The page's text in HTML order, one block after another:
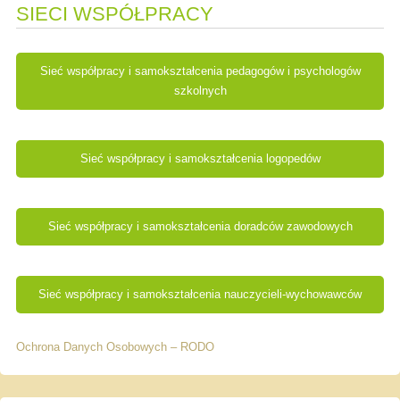
SIECI WSPÓŁPRACY
Sieć współpracy i samokształcenia pedagogów i psychologów
szkolnych
Sieć współpracy i samokształcenia logopedów
Sieć współpracy i samokształcenia doradców zawodowych
Sieć współpracy i samokształcenia nauczycieli-wychowawców
Ochrona Danych Osobowych – RODO